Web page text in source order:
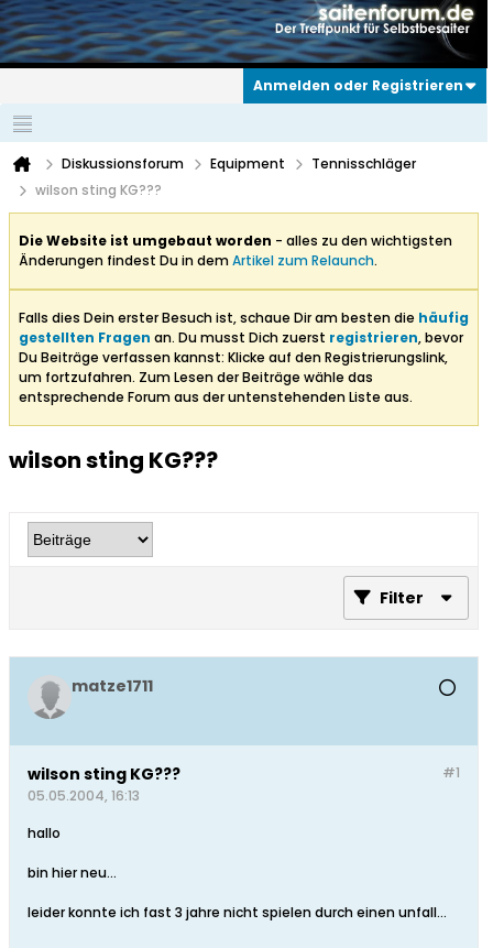
Anmelden oder Registrieren
Diskussionsforum Equipment
Tennisschläger
wilson sting KG???
Die Website ist umgebaut worden - alles zu den wichtigsten
Änderungen findest Du in demArtikel zum Relaunch.
Falls dies Dein erster Besuch ist, schaue Dir am besten die häufig
gestellten Fragen an. Du musst Dich zuerst registrieren, bevor
Du Beiträge verfassen kannst: Klicke auf den Registrierungslink,
um fortzufahren. Zum Lesen der Beiträge wähle das
entsprechende Forum aus der untenstehenden Liste aus.
wilson sting KG???
Filter
matze1711
#1
wilson sting KG???
05.05.2004, 16:13
hallo
bin hier neu...
leider konnte ich fast 3 jahre nicht spielen durch einen unfall...